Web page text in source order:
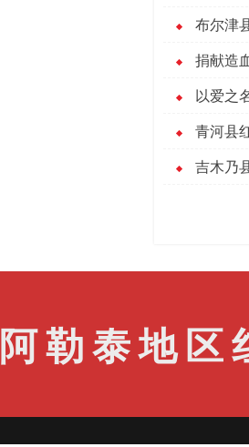
布尔津
捐献造
以爱之
青河县
吉木乃
阿勒泰地区